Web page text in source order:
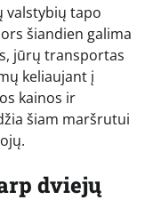
valstybių tapo
šiandien galima
jūrų transportas
keliaujant į
kainos ir
šiam maršrutui
dviejų